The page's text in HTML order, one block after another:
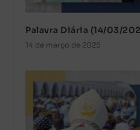
Palavra Diária (14/03/
14 de março de 2025